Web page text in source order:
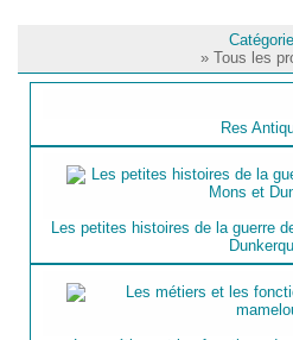
» Tous les
Res
Les petites histoires de la guerre